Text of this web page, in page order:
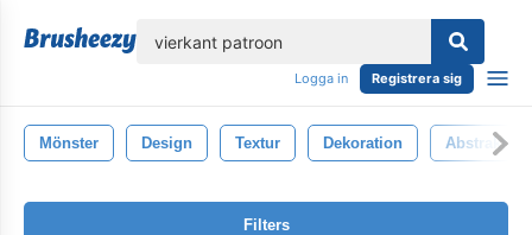
Logga in Registrera sig
Mönster Design Textur Dekoration Abstrakt
Filters